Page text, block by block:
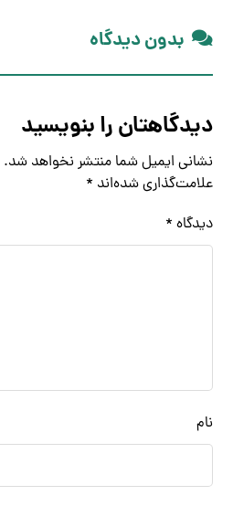
بدون دیدگاه
دیدگاهتان را بنویسید
نشانی ایمیل شما منتشر نخواهد شد.
علامت‌گذاری شده‌اند *
دیدگاه *
نام